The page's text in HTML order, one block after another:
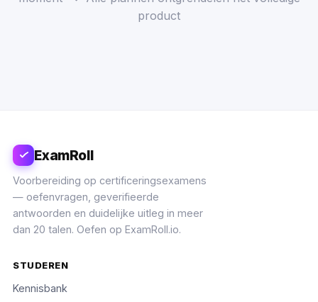
product
ExamRoll
Voorbereiding op certificeringsexamens
— oefenvragen, geverifieerde
antwoorden en duidelijke uitleg in meer
dan 20 talen. Oefen op ExamRoll.io.
STUDEREN
Kennisbank